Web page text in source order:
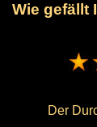
Wie gefällt
Der